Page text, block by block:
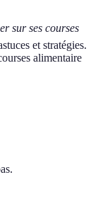
sur ses courses
et stratégies.
alimentaire